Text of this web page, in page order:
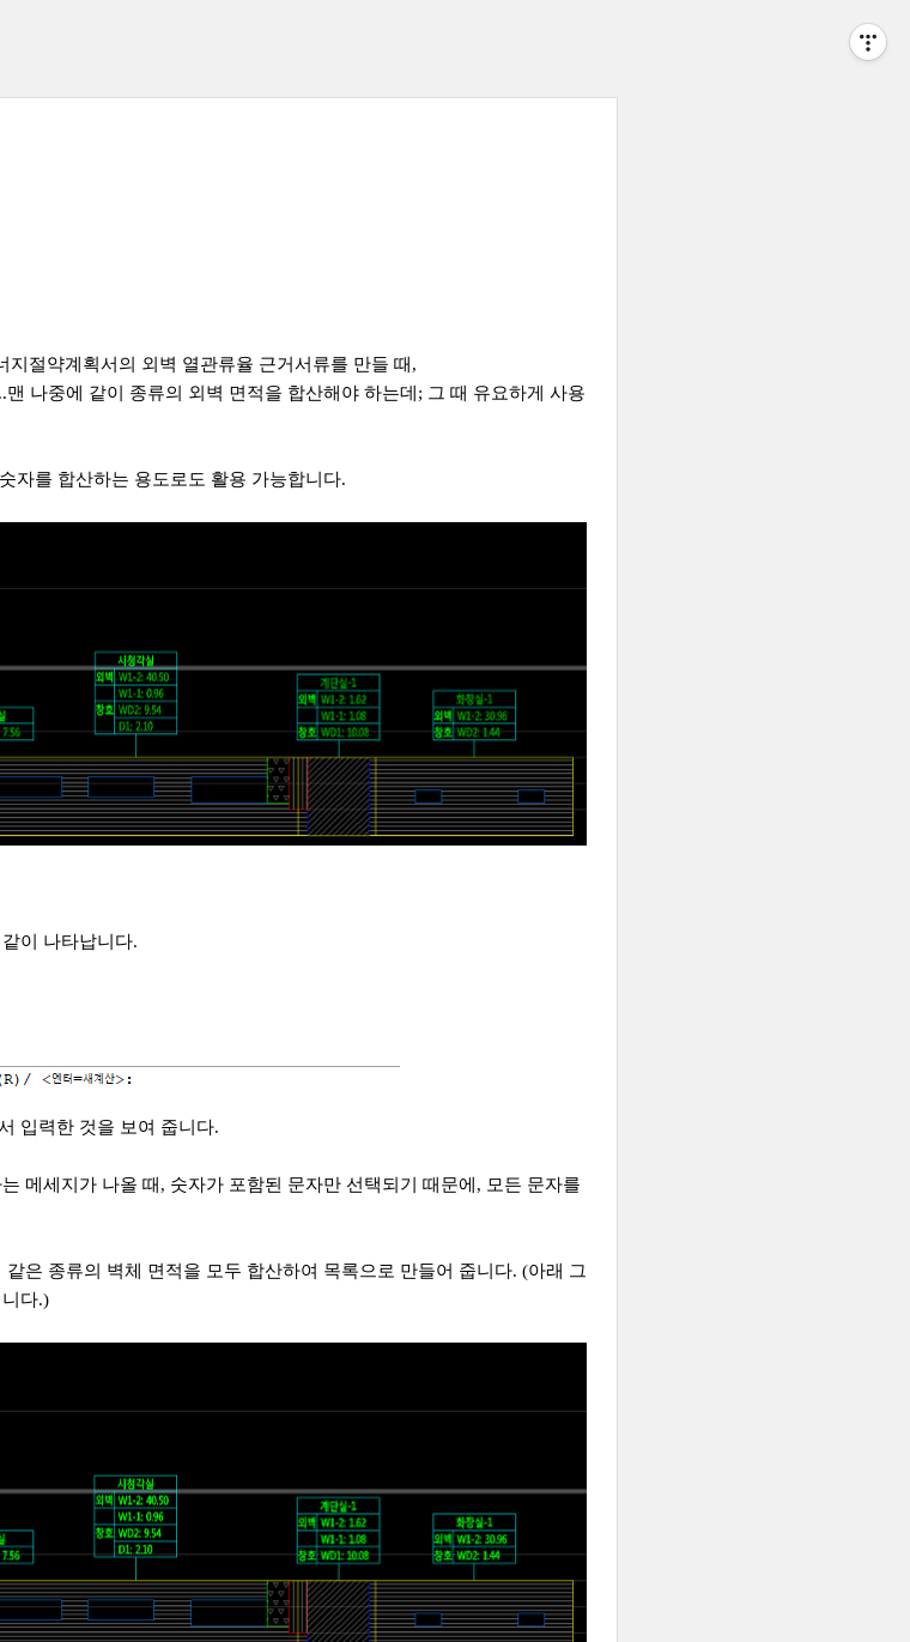
지절약계획서의 외벽 열관류율 근거서류를 만들 때,
나중에 같이 종류의 외벽 면적을 합산해야 하는데; 그 때 유요하게 사용
자를 합산하는 용도로도 활용 가능합니다.
이 나타납니다.
입력한 것을 보여 줍니다.
메세지가 나올 때, 숫자가 포함된 문자만 선택되기 때문에, 모든 문자를
은 종류의 벽체 면적을 모두 합산하여 목록으로 만들어 줍니다. (아래 그
다.)